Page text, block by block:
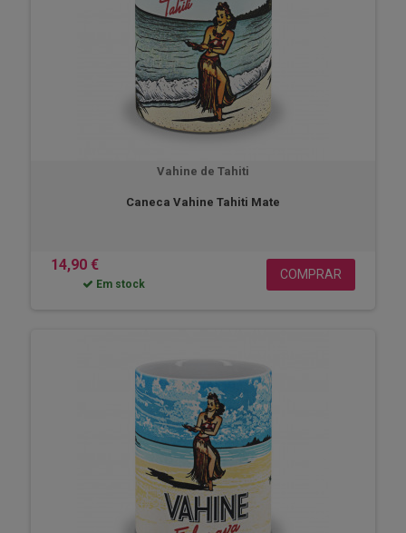
Vahine de Tahiti
Caneca Vahine Tahiti Mate
14,90 €
Em stock
COMPRAR